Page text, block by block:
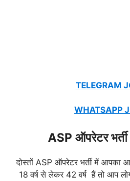
TELEGRAM
WHATSAPP
ASP ऑपरेटर
दोस्तों ASP ऑपरेटर भर्ती में आपका
18 वर्ष से लेकर 42 वर्ष हैं तो आप